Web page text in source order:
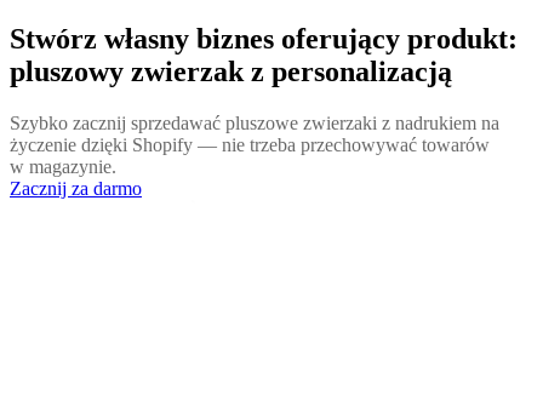
Stwórz własny biznes oferujący produkt:
pluszowy zwierzak z personalizacją
Szybko zacznij sprzedawać pluszowe zwierzaki z nadrukiem na
życzenie dzięki Shopify — nie trzeba przechowywać towarów
w magazynie.
Zacznij za darmo